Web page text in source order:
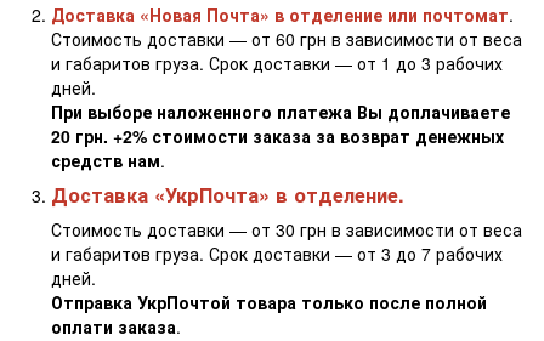
Доставка «Новая Почта» в отделение или почтомат.
Стоимость доставки — от 60 грн в зависимости от веса
и габаритов груза. Срок доставки — от 1 до 3 рабочих
дней.
При выборе наложенного платежа Вы доплачиваете
20 грн. +2% стоимости заказа за возврат денежных
средств нам.
Доставка «УкрПочта» в отделение.
Стоимость доставки — от 30 грн в зависимости от веса
и габаритов груза. Срок доставки — от 3 до 7 рабочих
дней.
Отправка УкрПочтой товара только после полной
оплати заказа.